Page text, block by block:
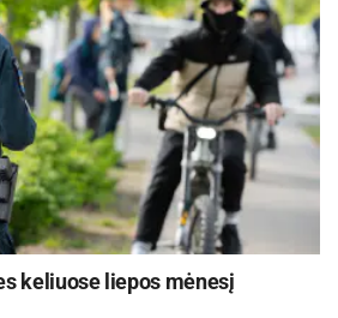
keliuose liepos mėnesį